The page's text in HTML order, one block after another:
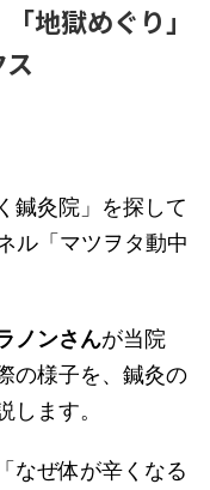
地獄めぐり」
鍼灸院」を探して
ル「マツヲタ動中
ノンさんが当院
の様子を、鍼灸の
ます。
なぜ体が辛くなる